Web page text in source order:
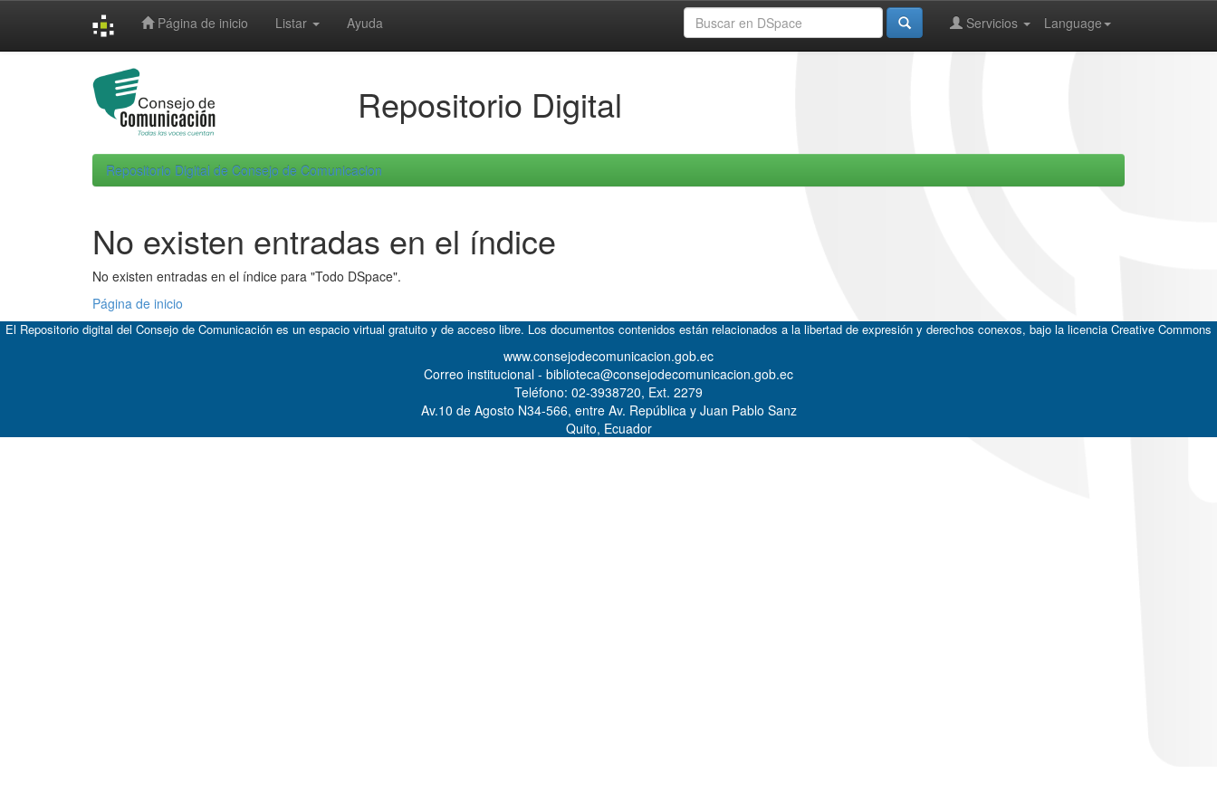
Página de inicio Listar Ayuda Language
Servicios
Repositorio Digital
Repositorio Digital de Consejo de Comunicacion
No existen entradas en el índice
No existen entradas en el índice para "Todo DSpace".
Página de inicio
El Repositorio digital del Consejo de Comunicación es un espacio virtual gratuito y de acceso libre. Los documentos contenidos están relacionados a la libertad de expresión y derechos conexos, bajo la licencia Creative Commons
www.consejodecomunicacion.gob.ec
Correo institucional - biblioteca@consejodecomunicacion.gob.ec
Teléfono: 02-3938720, Ext. 2279
Av.10 de Agosto N34-566, entre Av. República y Juan Pablo Sanz
Quito, Ecuador